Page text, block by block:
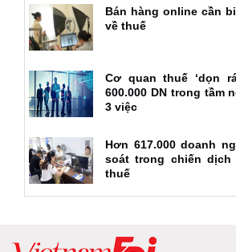
Bán hàng online cần
về thuế
Cơ quan thuế ‘dọn rác dữ liệu’: Hơn
600.000 DN trong tầm
3 việc
Hơn 617.000 doanh
soát trong chiến dịch
thuế